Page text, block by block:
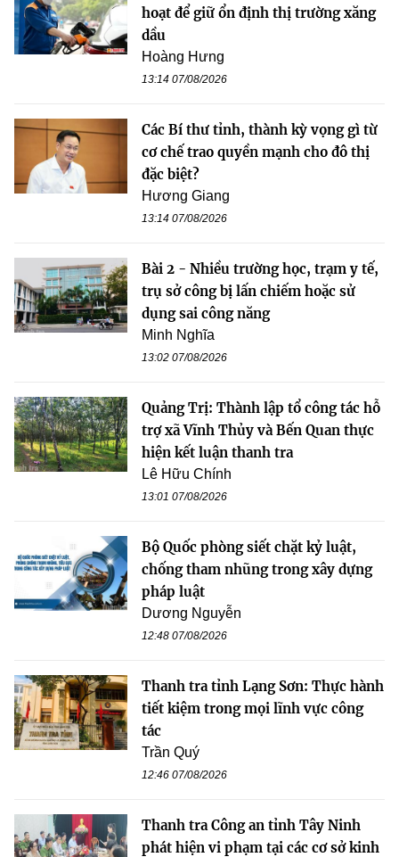
hoạt để giữ ổn định thị trường xăng
dầu
Hoàng Hưng
13:14 07/08/2026
Các Bí thư tỉnh, thành kỳ vọng gì từ
cơ chế trao quyền mạnh cho đô thị
đặc biệt?
Hương Giang
13:14 07/08/2026
Bài 2 - Nhiều trường học, trạm y tế,
trụ sở công bị lấn chiếm hoặc sử
dụng sai công năng
Minh Nghĩa
13:02 07/08/2026
Quảng Trị: Thành lập tổ công tác hỗ
trợ xã Vĩnh Thủy và Bến Quan thực
hiện kết luận thanh tra
Lê Hữu Chính
13:01 07/08/2026
Bộ Quốc phòng siết chặt kỷ luật,
chống tham nhũng trong xây dựng
pháp luật
Dương Nguyễn
12:48 07/08/2026
Thanh tra tỉnh Lạng Sơn: Thực hành
tiết kiệm trong mọi lĩnh vực công
tác
Trần Quý
12:46 07/08/2026
Thanh tra Công an tỉnh Tây Ninh
phát hiện vi phạm tại các cơ sở kinh